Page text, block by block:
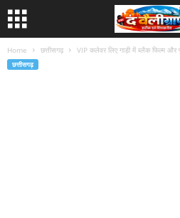
Home छत्तीसगढ़ VIP कलेवर लिए गाड़ी में ब्लैक फिल्म और
छत्तीसगढ़